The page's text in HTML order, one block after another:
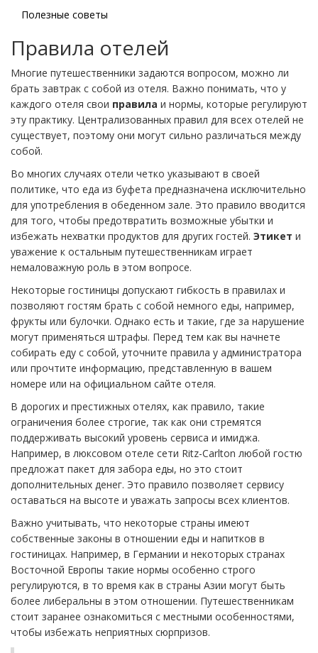
Полезные советы
Правила отелей
Многие путешественники задаются вопросом, можно ли
брать завтрак с собой из отеля. Важно понимать, что у
каждого отеля свои правила и нормы, которые регулируют
эту практику. Централизованных правил для всех отелей не
существует, поэтому они могут сильно различаться между
собой.
Во многих случаях отели четко указывают в своей
политике, что еда из буфета предназначена исключительно
для употребления в обеденном зале. Это правило вводится
для того, чтобы предотвратить возможные убытки и
избежать нехватки продуктов для других гостей. Этикет и
уважение к остальным путешественникам играет
немаловажную роль в этом вопросе.
Некоторые гостиницы допускают гибкость в правилах и
позволяют гостям брать с собой немного еды, например,
фрукты или булочки. Однако есть и такие, где за нарушение
могут применяться штрафы. Перед тем как вы начнете
собирать еду с собой, уточните правила у администратора
или прочтите информацию, представленную в вашем
номере или на официальном сайте отеля.
В дорогих и престижных отелях, как правило, такие
ограничения более строгие, так как они стремятся
поддерживать высокий уровень сервиса и имиджа.
Например, в люксовом отеле сети Ritz-Carlton любой гостю
предложат пакет для забора еды, но это стоит
дополнительных денег. Это правило позволяет сервису
оставаться на высоте и уважать запросы всех клиентов.
Важно учитывать, что некоторые страны имеют
собственные законы в отношении еды и напитков в
гостиницах. Например, в Германии и некоторых странах
Восточной Европы такие нормы особенно строго
регулируются, в то время как в страны Азии могут быть
более либеральны в этом отношении. Путешественникам
стоит заранее ознакомиться с местными особенностями,
чтобы избежать неприятных сюрпризов.